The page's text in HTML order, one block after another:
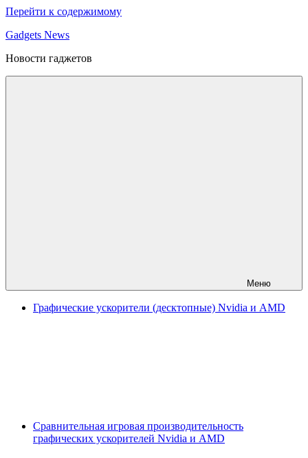
Перейти к содержимому
Gadgets News
Новости гаджетов
Меню
Графические ускорители (десктопные) Nvidia и AMD
Сравнительная игровая производительность
графических ускорителей Nvidia и AMD